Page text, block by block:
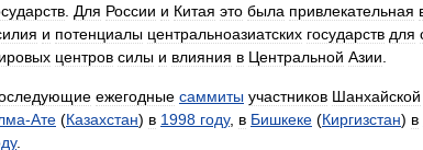
Для России и Китая это была привлекательная
и потенциалы центральноазиатских государств для
центров силы и влияния в Центральной Азии
ежегодные саммиты участников Шанхайской
-Ате (Казахстан) в 1998 году, в Бишкеке (Киргизстан) в
.